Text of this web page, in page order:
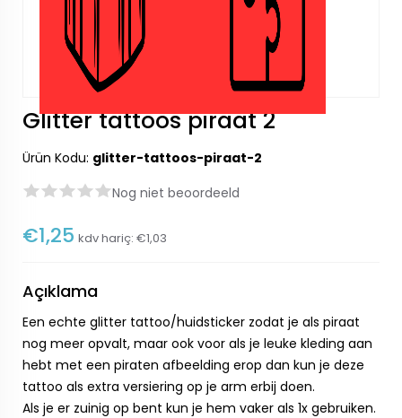
Glitter tattoos piraat 2
Ürün Kodu: glitter-tattoos-piraat-2
Nog niet beoordeeld
€1,25 kdv hariç: €1,03
Açıklama
Een echte glitter tattoo/huidsticker zodat je als piraat
nog meer opvalt, maar ook voor als je leuke kleding aan
hebt met een piraten afbeelding erop dan kun je deze
tattoo als extra versiering op je arm erbij doen.
Als je er zuinig op bent kun je hem vaker als 1x gebruiken.